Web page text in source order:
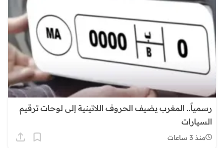
رسمياً.. المغرب يضيف الحروف اللاتينية إلى لوحات ترقيم
السيارات
منذ 3 ساعات